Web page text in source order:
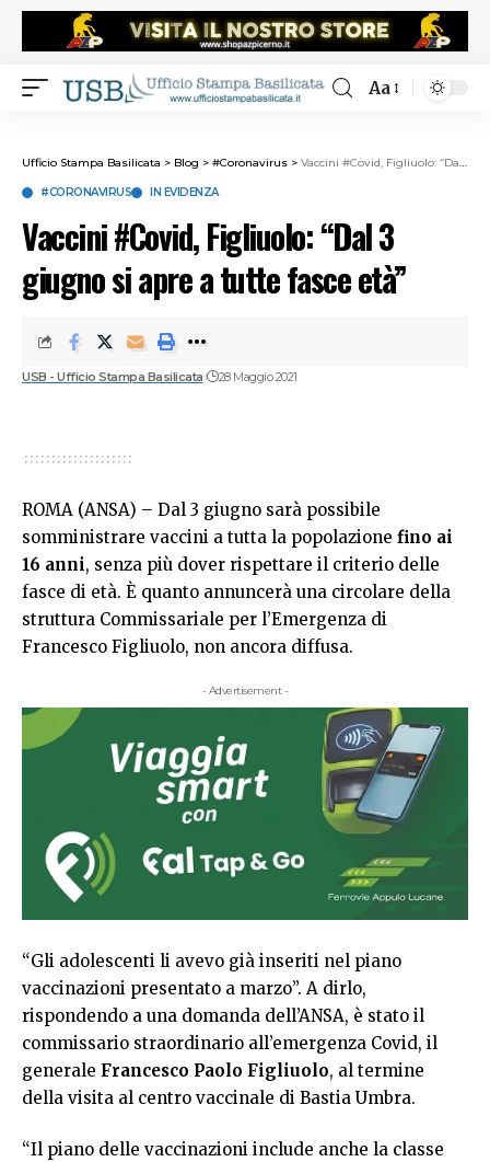
Aa
Ufficio Stampa Basilicata > Blog > #Coronavirus > Vaccini #Covid, Figliuolo: “Dal 3 giugno si apre a tutte fasce età”
#CORONAVIRUS IN EVIDENZA
Vaccini #Covid, Figliuolo: “Dal 3
giugno si apre a tutte fasce età”
USB - Ufficio Stampa Basilicata 28 Maggio 2021
ROMA (ANSA) – Dal 3 giugno sarà possibile
somministrare vaccini a tutta la popolazione fino ai
16 anni, senza più dover rispettare il criterio delle
fasce di età. È quanto annuncerà una circolare della
struttura Commissariale per l’Emergenza di
Francesco Figliuolo, non ancora diffusa.
- Advertisement -
“Gli adolescenti li avevo già inseriti nel piano
vaccinazioni presentato a marzo”. A dirlo,
rispondendo a una domanda dell’ANSA, è stato il
commissario straordinario all’emergenza Covid, il
generale Francesco Paolo Figliuolo, al termine
della visita al centro vaccinale di Bastia Umbra.
“Il piano delle vaccinazioni include anche la classe